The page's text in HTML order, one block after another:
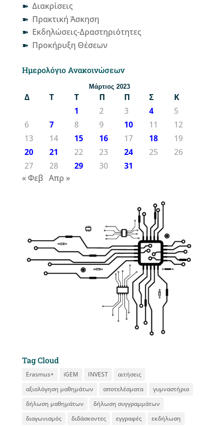
Διακρίσεις
Πρακτική Άσκηση
Εκδηλώσεις-Δραστηριότητες
Προκήρυξη Θέσεων
Ημερολόγιο Ανακοινώσεων
Μάρτιος 2023
Δ Τ Τ Π Π Σ
Κ
1
2 3 4
5
6
7 8 9 10 11
12
13
14 15 16 17 18
19
20
21 22 23 24 25
26
27
28 29 30
31
« Φεβ Απρ »
Tag Cloud
Erasmus+ iGEM INVEST
αιτήσεις
αξιολόγηση μαθημάτων
αποτελέσματα
γυμναστήριο
δήλωση μαθημάτων
δήλωση συγγραμμάτων
διαγωνισμός
διδάσκοντες εγγραφές
εκδήλωση